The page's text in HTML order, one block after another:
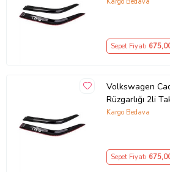
Sepet Fiyatı 675
Volkswagen
Rüzgarlığı 2li
Kargo Bedava
Sepet Fiyatı 675